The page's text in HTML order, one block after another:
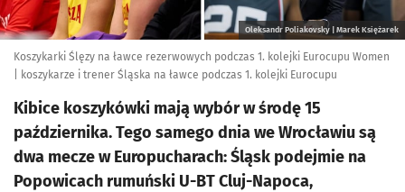
Oleksandr Poliakovsky | Marek Księżarek
Koszykarki Ślęzy na ławce rezerwowych podczas 1. kolejki Eurocupu Women
| koszykarze i trener Śląska na ławce podczas 1. kolejki Eurocupu
Kibice koszykówki mają wybór w środę 15
października. Tego samego dnia we Wrocławiu są
dwa mecze w Europucharach: Śląsk podejmie na
Popowicach rumuński U-BT Cluj-Napoca,